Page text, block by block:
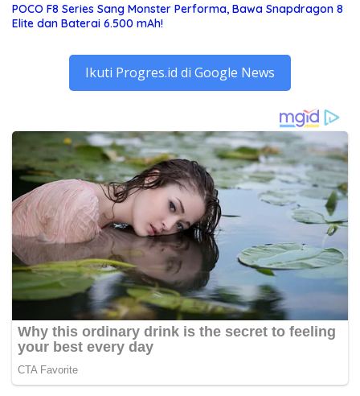
POCO F8 Series Sang Monster Performa, Bawa Snapdragon 8
Elite dan Baterai 6.500 mAh!
Ikuti Progres.id di Google News